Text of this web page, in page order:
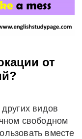
от
видов
свободном
вместе